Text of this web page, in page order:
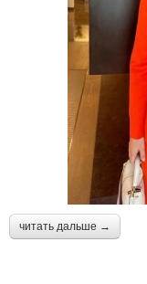
читать дальше →